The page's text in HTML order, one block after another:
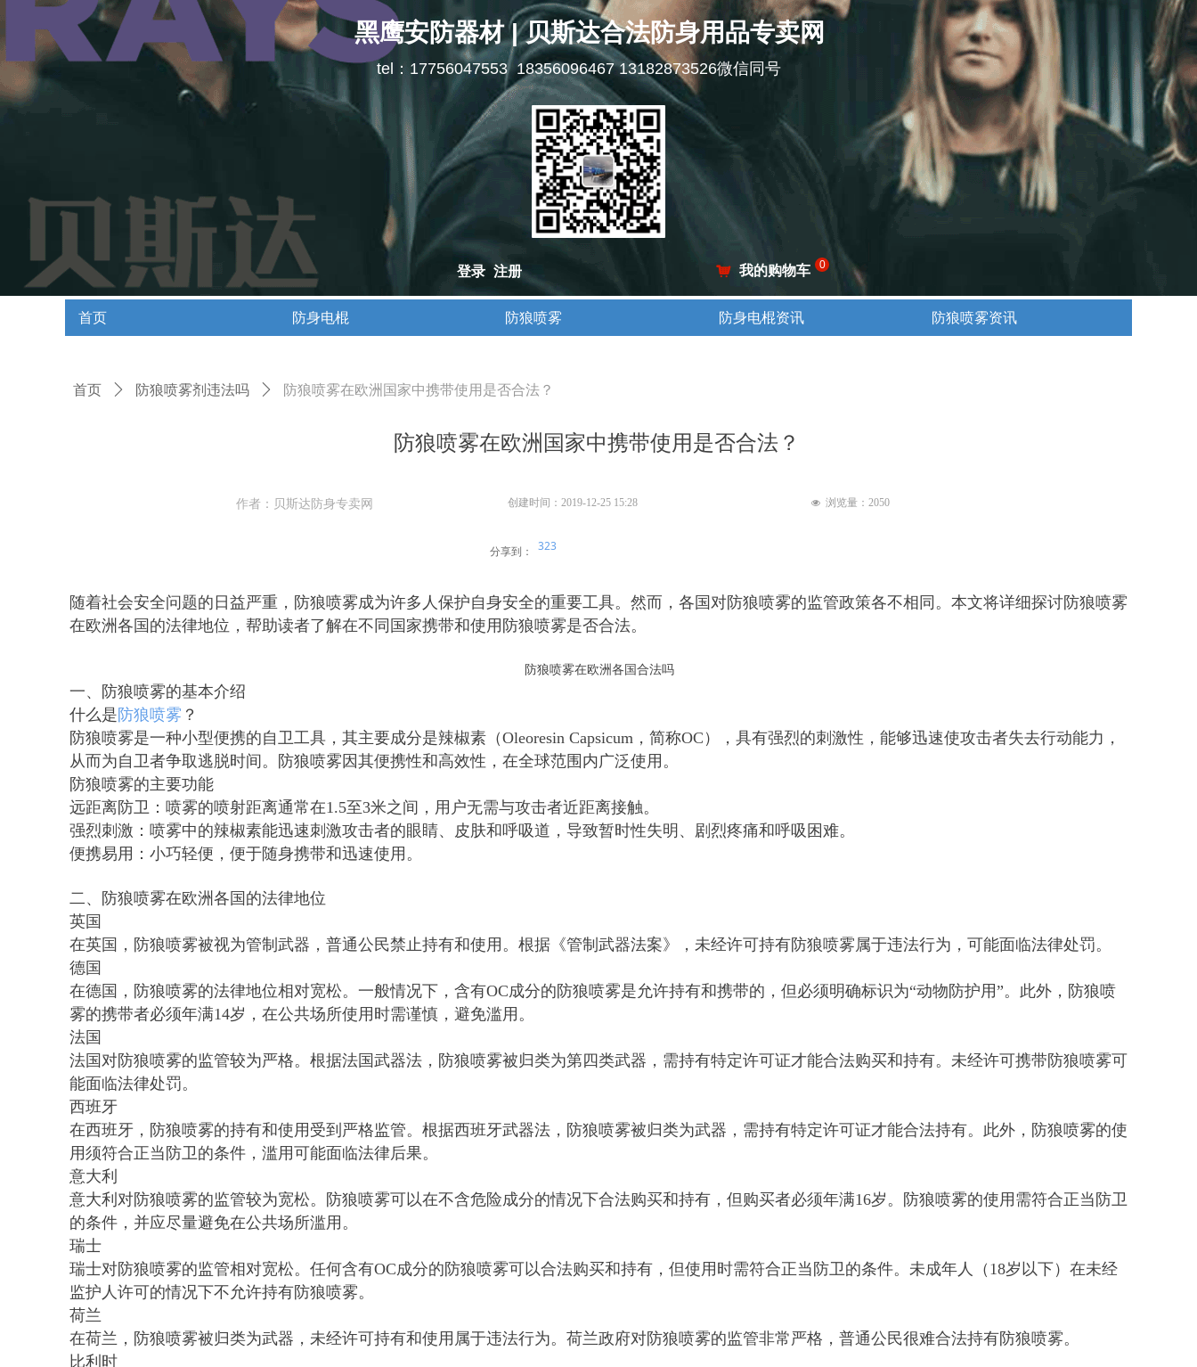
首页 防身电棍 防狼喷雾 防身电棍资讯 防狼喷雾资讯
黑鹰安防器材 | 贝斯达合法防身用品专卖网
낙 我的购物车 0
登录 注册
tel：17756047553 18356096467 13182873526微信同号
防狼喷雾在欧洲国家中携带使用是否合法？
随着社会安全问题的日益严重，防狼喷雾成为许多人保护自身安全的重要工具。然而，各国对防狼喷雾的监管政策各不相同。本文将详细探讨防狼喷雾
在欧洲各国的法律地位，帮助读者了解在不同国家携带和使用防狼喷雾是否合法。
防狼喷雾在欧洲各国合法吗
一、防狼喷雾的基本介绍
什么是 防狼喷雾 ？
防狼喷雾是一种小型便携的自卫工具，其主要成分是辣椒素（Oleoresin Capsicum，简称OC），具有强烈的刺激性，能够迅速使攻击者失去行动能力，
从而为自卫者争取逃脱时间。防狼喷雾因其便携性和高效性，在全球范围内广泛使用。
防狼喷雾的主要功能
远距离防卫：喷雾的喷射距离通常在1.5至3米之间，用户无需与攻击者近距离接触。
强烈刺激：喷雾中的辣椒素能迅速刺激攻击者的眼睛、皮肤和呼吸道，导致暂时性失明、剧烈疼痛和呼吸困难。
便携易用：小巧轻便，便于随身携带和迅速使用。
二、防狼喷雾在欧洲各国的法律地位
英国
在英国，防狼喷雾被视为管制武器，普通公民禁止持有和使用。根据《管制武器法案》，未经许可持有防狼喷雾属于违法行为，可能面临法律处罚。
德国
在德国，防狼喷雾的法律地位相对宽松。一般情况下，含有OC成分的防狼喷雾是允许持有和携带的，但必须明确标识为“动物防护用”。此外，防狼喷
雾的携带者必须年满14岁，在公共场所使用时需谨慎，避免滥用。
法国
法国对防狼喷雾的监管较为严格。根据法国武器法，防狼喷雾被归类为第四类武器，需持有特定许可证才能合法购买和持有。未经许可携带防狼喷雾可
能面临法律处罚。
西班牙
在西班牙，防狼喷雾的持有和使用受到严格监管。根据西班牙武器法，防狼喷雾被归类为武器，需持有特定许可证才能合法持有。此外，防狼喷雾的使
用须符合正当防卫的条件，滥用可能面临法律后果。
意大利
意大利对防狼喷雾的监管较为宽松。防狼喷雾可以在不含危险成分的情况下合法购买和持有，但购买者必须年满16岁。防狼喷雾的使用需符合正当防卫
的条件，并应尽量避免在公共场所滥用。
瑞士
瑞士对防狼喷雾的监管相对宽松。任何含有OC成分的防狼喷雾可以合法购买和持有，但使用时需符合正当防卫的条件。未成年人（18岁以下）在未经
监护人许可的情况下不允许持有防狼喷雾。
荷兰
在荷兰，防狼喷雾被归类为武器，未经许可持有和使用属于违法行为。荷兰政府对防狼喷雾的监管非常严格，普通公民很难合法持有防狼喷雾。
比利时
分享到： 323
创建时间： 2019-12-25 15:28
首页 ꄲ 防狼喷雾剂违法吗 ꄲ 防狼喷雾在欧洲国家中携带使用是否合法？
作者：贝斯达防身专卖网 넶 浏览量： 2050